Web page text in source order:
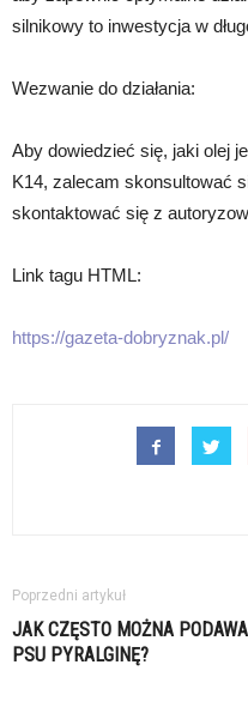
silnikowy to inwestycja w
Wezwanie do działania:
Aby dowiedzieć się, jaki olej
K14, zalecam skonsultować
skontaktować się z
Link tagu HTML:
https://gazeta-dobryznak.pl/
Poprzedni artykuł
JAK CZĘSTO MOŻNA
PSU PYRALGINĘ?